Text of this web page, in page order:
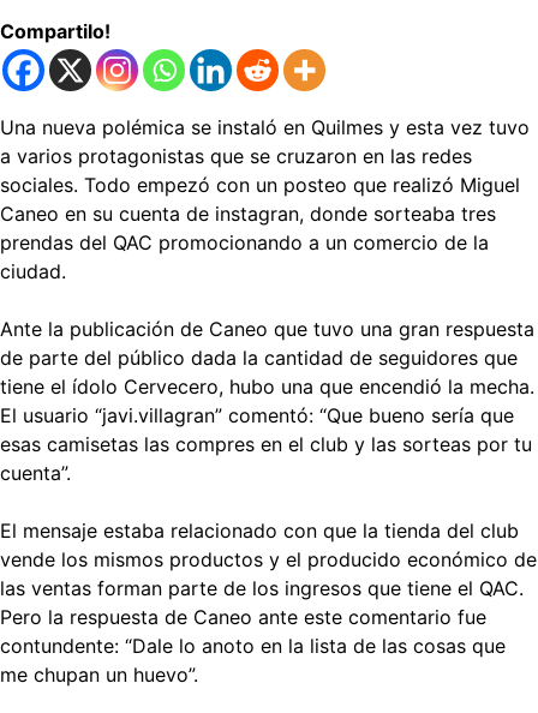
Compartilo!
Una nueva polémica se instaló en Quilmes y esta vez tuvo
a varios protagonistas que se cruzaron en las redes
sociales. Todo empezó con un posteo que realizó Miguel
Caneo en su cuenta de instagran, donde sorteaba tres
prendas del QAC promocionando a un comercio de la
ciudad.
Ante la publicación de Caneo que tuvo una gran respuesta
de parte del público dada la cantidad de seguidores que
tiene el ídolo Cervecero, hubo una que encendió la mecha.
El usuario “javi.villagran” comentó: “Que bueno sería que
esas camisetas las compres en el club y las sorteas por tu
cuenta”.
El mensaje estaba relacionado con que la tienda del club
vende los mismos productos y el producido económico de
las ventas forman parte de los ingresos que tiene el QAC.
Pero la respuesta de Caneo ante este comentario fue
contundente: “Dale lo anoto en la lista de las cosas que
me chupan un huevo”.